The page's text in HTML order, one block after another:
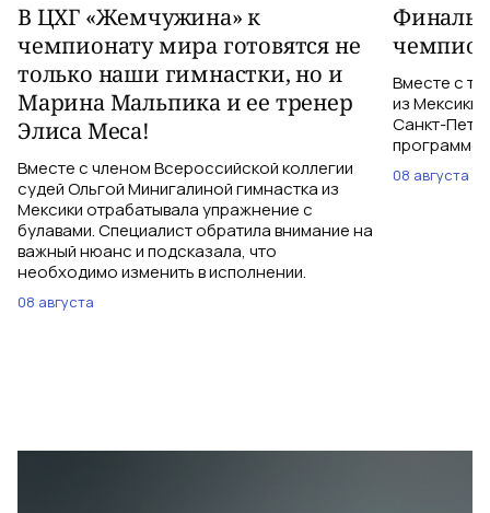
В ЦХГ «Жемчужина» к
чемпионату мира готовятся не
только наши гимнастки, но и
Марина Мальпика и ее тренер
Элиса Меса!
Вместе с членом Всероссийской коллегии
судей Ольгой Минигалиной гимнастка из
Мексики отрабатывала упражнение с
булавами. Специалист обратила внимание на
важный нюанс и подсказала, что
необходимо изменить в исполнении.
08 августа
Вместе с
из Мексики
Санкт-
программе
08 августа